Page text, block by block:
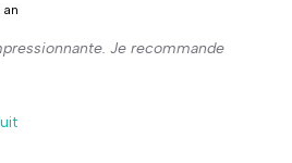
an
Je recommande